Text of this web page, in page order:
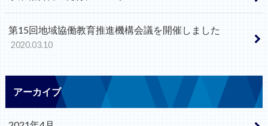
第15回地域協働教育推進機構会議を開催しました
2020.03.10
アーカイブ